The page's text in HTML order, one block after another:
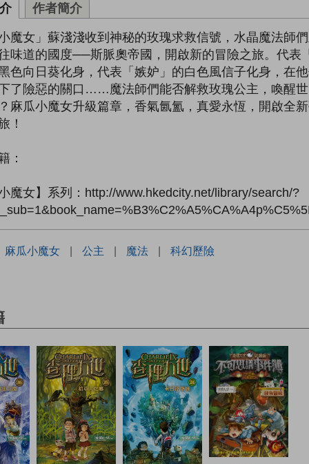
作者簡介
魔女」蘇淺淺收到神秘的玫瑰求救信號，水晶魔法師
味道的國度──斯脈奧帝國，開啟新的冒險之旅。代表
色向日葵化身，代表「嫉妒」的白色風信子化身，在
了險惡的關口……魔法師們能否解救玫瑰公主，喚醒
麻瓜小魔女升級篇章，香氣氤氳，真愛永恆，開啟全
！
：
魔女】系列：http://www.hkedcity.net/library/search/?
麻瓜小魔女 | 公主 | 魔法 | 科幻歷險